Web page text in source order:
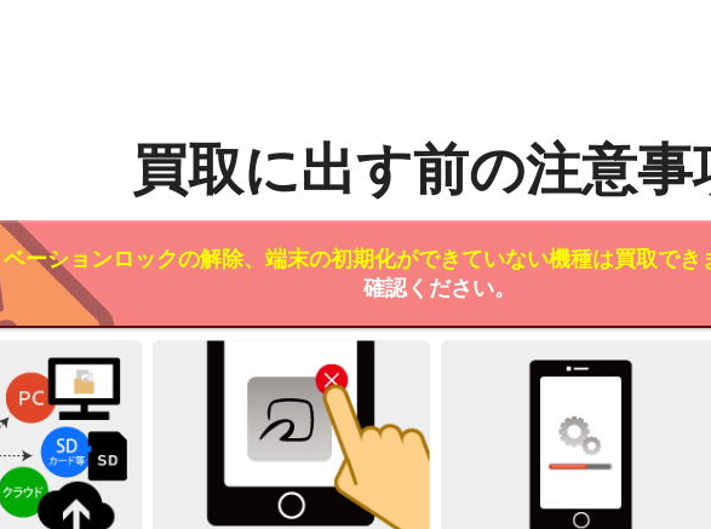
買取に出す前の注意事
ーションロックの解除、端末の初期化ができていない機種は買取でき
確認ください。